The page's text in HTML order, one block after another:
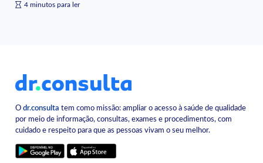
4 minutos para ler
Odr.consulta tem como missão: ampliar o acesso à saúde de qualidade
por meio de informação, consultas, exames e procedimentos, com
cuidado e respeito para que as pessoas vivam o seu melhor.